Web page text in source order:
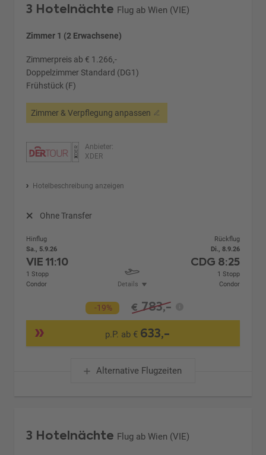
3 Hotelnächte Flug ab Wien (VIE)
Zimmer 1 (2 Erwachsene)
Zimmerpreis ab € 1.266,-
Doppelzimmer Standard (DG1)
Frühstück (F)
Zimmer & Verpflegung anpassen
Anbieter:
XDER
Hotelbeschreibung anzeigen
Ohne Transfer
Hinflug
Sa., 5.9.26
VIE11:10
1 Stopp
Condor
Details
Rückflug
Di., 8.9.26
CDG 8:25
1 Stopp
Condor
-19% € 783,-
p.P. ab € 633,-
Alternative Flugzeiten
3 Hotelnächte Flug ab Wien (VIE)